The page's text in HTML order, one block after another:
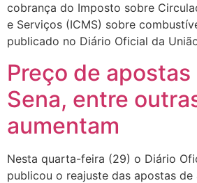
cobrança do Imposto sobre
e Serviços (ICMS) sobre
publicado no Diário Oficial da
Preço de
Sena, entre
aumentam
Nesta quarta-feira (29) o Diário
publicou o reajuste das apostas de